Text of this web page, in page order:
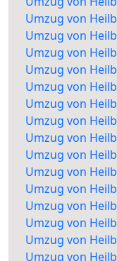
Umzug von
Umzug von
Umzug von
Umzug von
Umzug von
Umzug von
Umzug von
Umzug von
Umzug von
Umzug von
Umzug von
Umzug von
Umzug von
Umzug von
Umzug von